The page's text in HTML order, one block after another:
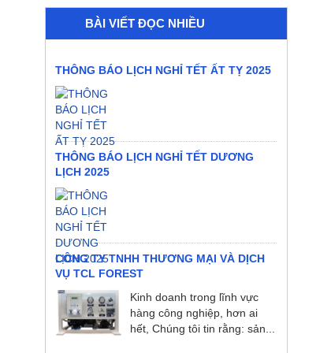
BÀI VIẾT ĐỌC NHIỀU
THÔNG BÁO LỊCH NGHỈ TẾT ẤT TỴ 2025
THÔNG BÁO LỊCH NGHỈ TẾT DƯƠNG
LỊCH 2025
CÔNG TY TNHH THƯƠNG MẠI VÀ DỊCH
VỤ TCL FOREST
Kinh doanh trong lĩnh vực
hàng công nghiệp, hơn ai
hết, Chúng tôi tin rằng: sản...